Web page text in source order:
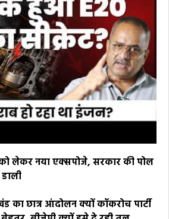
लेकर नया एक्सपोजे, सरकार की पोल
का छात्र आंदोलन क्यों कॉकरोच पार्टी